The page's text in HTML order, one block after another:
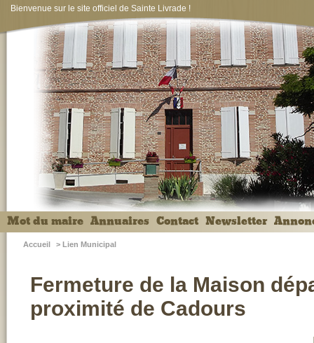
Bienvenue sur le site officiel de Sainte Livrade !
Mot du maire Annuaires Contact Newsletter
Accueil > Lien Municipal
Fermeture de la Maison
proximité de Cadours